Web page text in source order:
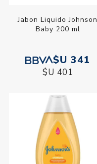
Jabon Liquido Johnson
Baby 200 ml
$U 341
$U 401